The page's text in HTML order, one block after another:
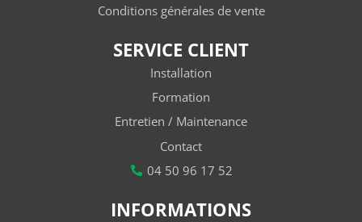
Conditions générales de vente
SERVICE CLIENT
Installation
Formation
Entretien / Maintenance
Contact
04 50 96 17 52
INFORMATIONS